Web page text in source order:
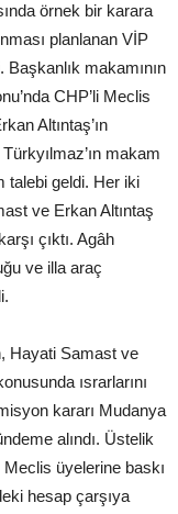
örnek bir karara
planlanan VİP
makamının
CHP’li Meclis
Altıntaş’ın
makam
talebi geldi. Her iki
ve Erkan Altıntaş
çıktı. Agâh
ve illa araç
Hayati Samast ve
ısrarlarını
kararı Mudanya
alındı. Üstelik
üyelerine baskı
hesap çarşıya